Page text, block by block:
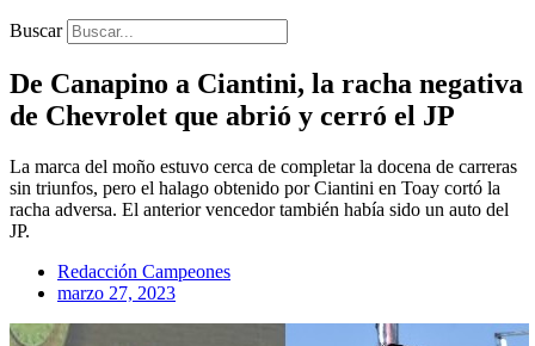
Buscar
De Canapino a Ciantini, la racha negativa
de Chevrolet que abrió y cerró el JP
La marca del moño estuvo cerca de completar la docena de carreras
sin triunfos, pero el halago obtenido por Ciantini en Toay cortó la
racha adversa. El anterior vencedor también había sido un auto del
JP.
Redacción Campeones
marzo 27, 2023